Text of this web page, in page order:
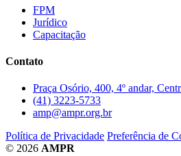
FPM
Jurídico
Capacitação
Contato
Praça Osório, 400, 4º andar,
(41) 3223-5733
amp@ampr.org.br
Política de Privacidade Preferência de
© 2026 AMPR